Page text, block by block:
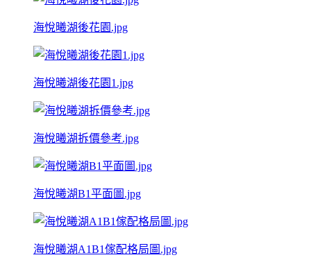
海悅曦湖後花園.jpg
海悅曦湖後花園1.jpg
海悅曦湖拆價參考.jpg
海悅曦湖B1平面圖.jpg
海悅曦湖A1B1傢配格局圖.jpg